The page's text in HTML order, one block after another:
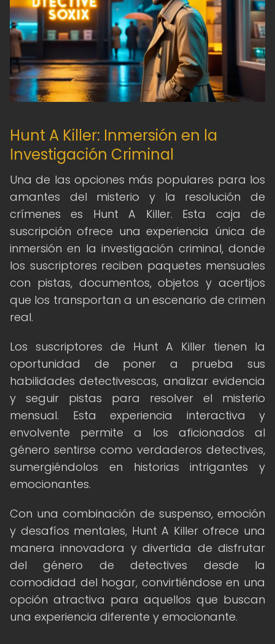
Hunt A Killer: Inmersión en la
Investigación Criminal
Una de las opciones más populares para los
amantes del misterio y la resolución de
crímenes es Hunt A Killer. Esta caja de
suscripción ofrece una experiencia única de
inmersión en la investigación criminal, donde
los suscriptores reciben paquetes mensuales
con pistas, documentos, objetos y acertijos
que los transportan a un escenario de crimen
real.
Los suscriptores de Hunt A Killer tienen la
oportunidad de poner a prueba sus
habilidades detectivescas, analizar evidencia
y seguir pistas para resolver el misterio
mensual. Esta experiencia interactiva y
envolvente permite a los aficionados al
género sentirse como verdaderos detectives,
sumergiéndolos en historias intrigantes y
emocionantes.
Con una combinación de suspenso, emoción
y desafíos mentales, Hunt A Killer ofrece una
manera innovadora y divertida de disfrutar
del género de detectives desde la
comodidad del hogar, convirtiéndose en una
opción atractiva para aquellos que buscan
una experiencia diferente y emocionante.